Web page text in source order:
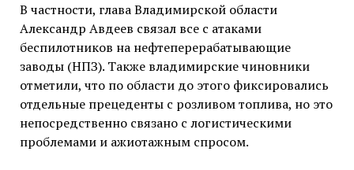
В частности, глава Владимирской области
Александр Авдеев связал все с атаками
беспилотников на нефтеперерабатывающие
заводы (НПЗ). Также владимирские чиновники
отметили, что по области до этого фиксировались
отдельные прецеденты с розливом топлива, но это
непосредственно связано с логистическими
проблемами и ажиотажным спросом.